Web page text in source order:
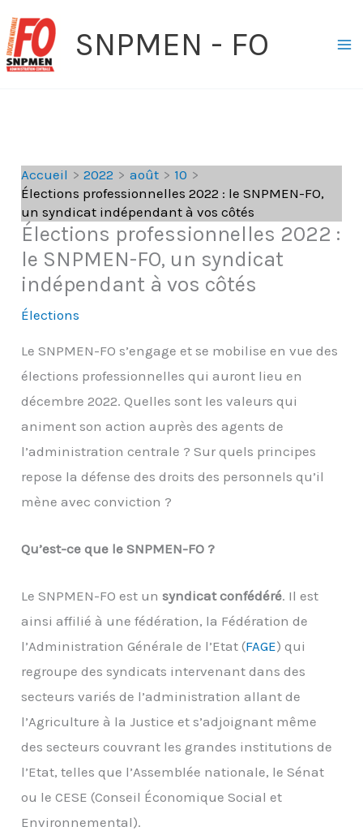
au
contenu
SNPMEN - FO
Accueil 2022 août
10
Élections professionnelles 2022 : le SNPMEN-FO,
un syndicat indépendant à vos côtés
Élections professionnelles 2022 :
le SNPMEN-FO, un syndicat
indépendant à vos côtés
Élections
Le SNPMEN-FO s’engage et se mobilise en vue des
élections professionnelles qui auront lieu en
décembre 2022. Quelles sont les valeurs qui
animent son action auprès des agents de
l’administration centrale ? Sur quels principes
repose la défense des droits des personnels qu’il
mène avec conviction ?
Qu’est-ce que le SNPMEN-FO ?
Le SNPMEN-FO est unsyndicat confédéré. Il est
ainsi affilié à une fédération, la Fédération de
l’Administration Générale de l’Etat (FAGE) qui
regroupe des syndicats intervenant dans des
secteurs variés de l’administration allant de
l’Agriculture à la Justice et s’adjoignant même
des secteurs couvrant les grandes institutions de
l’Etat, telles que l’Assemblée nationale, le Sénat
ou le CESE (Conseil Économique Social et
Environnemental).